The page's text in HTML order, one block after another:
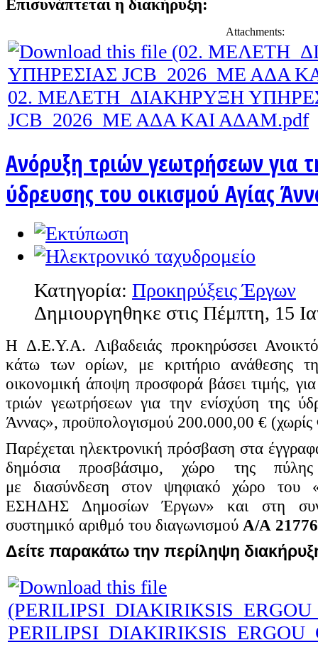
Επισυνάπτεται η διακήρυξη:
Attachments:
02. ΜΕΛΕΤΗ_ΔΙΑΚΗΡΥΞΗ
JCB_2026_ΜΕ ΑΔΑ ΚΑΙ ΑΔΑΜ.pdf
Ανόρυξη τριών γεωτρήσεων για
ύδρευσης του οικισμού Αγίας
Κατηγορία: Προκηρύξεις Έργων
Δημιουργηθηκε στις Πέμπτη, 15
Η Δ.Ε.Υ.Α. Λιβαδειάς προκηρύσσει
κάτω των ορίων, με κριτήριο ανάθεσης
οικονομική άποψη προσφορά βάσει τιμής,
τριών γεωτρήσεων για την ενίσχύση της
Άννας», προϋπολογισμού 200.000,00 €
Παρέχεται ηλεκτρονική πρόσβαση στα
δημόσια προσβάσιμο, χώρο της
με διασύνδεση στον ψηφιακό χώρο του
ΕΣΗΔΗΣ Δημοσίων Έργων» και στη
συστημικό αριθμό του διαγωνισμού Α/Α
Δείτε παρακάτω την περίληψη